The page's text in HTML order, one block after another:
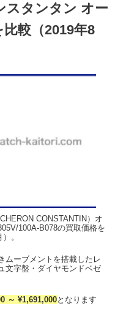
スタンタン オー
較（2019年8
CONSTANTIN）オ
100A-B078の買取価格を
。
ムーブメントを搭載したレ
文字盤・ダイヤモンドベゼ
～ ¥1,691,000となります